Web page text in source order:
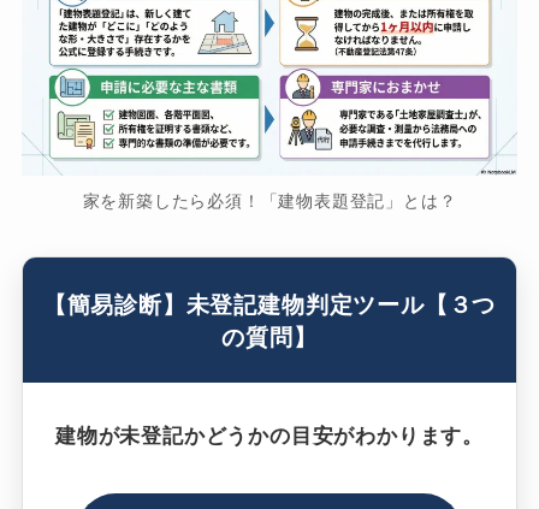
家を新築したら必須！「建物表題登記」とは？
【簡易診断】未登記建物判定ツール【３つ
の質問】
建物が未登記かどうかの目安がわかります。